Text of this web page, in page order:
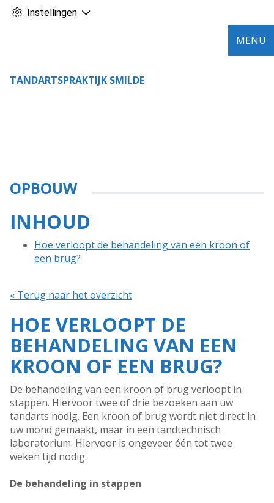
Instellingen
TANDARTSPRAKTIJK SMILDE
MENU
OPBOUW
INHOUD
Hoe verloopt de behandeling van een kroon of
een brug?
« Terug naar het overzicht
HOE VERLOOPT DE
BEHANDELING VAN EEN
KROON OF EEN BRUG?
De behandeling van een kroon of brug verloopt in
stappen. Hiervoor twee of drie bezoeken aan uw
tandarts nodig. Een kroon of brug wordt niet direct in
uw mond gemaakt, maar in een tandtechnisch
laboratorium. Hiervoor is ongeveer één tot twee
weken tijd nodig.
De behandeling in stappen